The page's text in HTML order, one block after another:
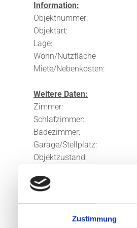
Zustimmung
Information:
Objektart: 3-
Lage: gute
Wohn/Nutzfläche
Miete/Nebenkosten:
Weitere Daten:
Garage/Stellplatz:
Heizungsart: